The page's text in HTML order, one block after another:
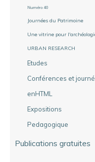
Numéro 40
Journées du Patrimoine
Une vitrine pour
URBAN RESEARCH
Etudes
Conférences et
enHTML
Expositions
Pedagogique
Publications gratuites